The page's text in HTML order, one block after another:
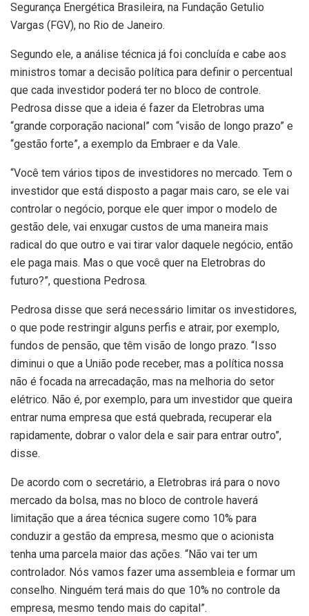
Segurança Energética Brasileira, na Fundação Getulio
Vargas (FGV), no Rio de Janeiro.
Segundo ele, a análise técnica já foi concluída e cabe aos
ministros tomar a decisão política para definir o percentual
que cada investidor poderá ter no bloco de controle.
Pedrosa disse que a ideia é fazer da Eletrobras uma
“grande corporação nacional” com “visão de longo prazo” e
“gestão forte”, a exemplo da Embraer e da Vale.
“Você tem vários tipos de investidores no mercado. Tem o
investidor que está disposto a pagar mais caro, se ele vai
controlar o negócio, porque ele quer impor o modelo de
gestão dele, vai enxugar custos de uma maneira mais
radical do que outro e vai tirar valor daquele negócio, então
ele paga mais. Mas o que você quer na Eletrobras do
futuro?”, questiona Pedrosa.
Pedrosa disse que será necessário limitar os investidores,
o que pode restringir alguns perfis e atrair, por exemplo,
fundos de pensão, que têm visão de longo prazo. “Isso
diminui o que a União pode receber, mas a política nossa
não é focada na arrecadação, mas na melhoria do setor
elétrico. Não é, por exemplo, para um investidor que queira
entrar numa empresa que está quebrada, recuperar ela
rapidamente, dobrar o valor dela e sair para entrar outro”,
disse.
De acordo com o secretário, a Eletrobras irá para o novo
mercado da bolsa, mas no bloco de controle haverá
limitação que a área técnica sugere como 10% para
conduzir a gestão da empresa, mesmo que o acionista
tenha uma parcela maior das ações. “Não vai ter um
controlador. Nós vamos fazer uma assembleia e formar um
conselho. Ninguém terá mais do que 10% no controle da
empresa, mesmo tendo mais do capital”.